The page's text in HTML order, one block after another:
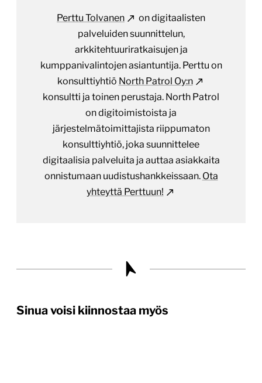
Perttu Tolvanen
on digitaalisten
palveluiden suunnittelun,
arkkitehtuuriratkaisujen ja
kumppanivalintojen asiantuntija. Perttu on
konsulttiyhtiö North Patrol Oy:n
konsultti ja toinen perustaja. North Patrol
on digitoimistoista ja
järjestelmätoimittajista riippumaton
konsulttiyhtiö, joka suunnittelee
digitaalisia palveluita ja auttaa asiakkaita
onnistumaan uudistushankkeissaan. Ota
yhteyttä Perttuun!
Sinua voisi kiinnostaa myös